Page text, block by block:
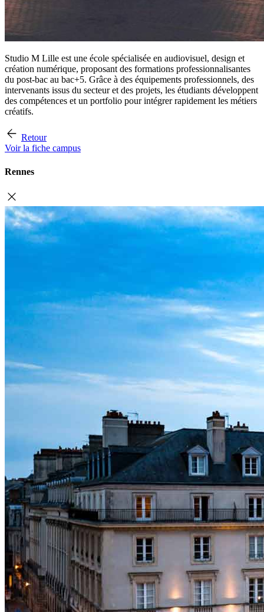
Studio M Lille est une école spécialisée en audiovisuel, design et
création numérique, proposant des formations professionnalisantes
du post-bac au bac+5. Grâce à des équipements professionnels, des
intervenants issus du secteur et des projets, les étudiants développent
des compétences et un portfolio pour intégrer rapidement les métiers
créatifs.
Retour
Voir la fiche campus
Rennes